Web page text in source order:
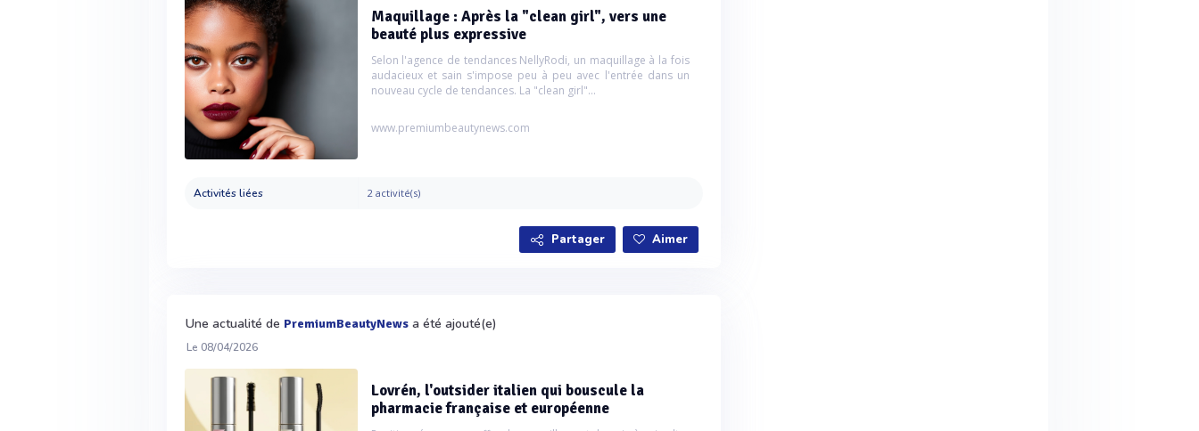
Maquillage : Après la "clean girl", vers une
beauté plus expressive
Selon l'agence de tendances NellyRodi, un maquillage à la fois
audacieux et sain s'impose peu à peu avec l'entrée dans un
nouveau cycle de tendances. La "clean girl"...
www.premiumbeautynews.com
Activités liées 2 activité(s)
Partager Aimer
Une actualité de PremiumBeautyNews a été ajouté(e)
Le 08/04/2026
Lovrén, l'outsider italien qui bouscule la
pharmacie française et européenne